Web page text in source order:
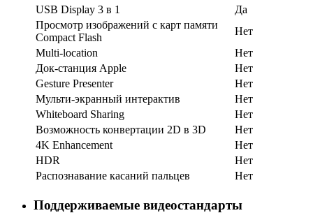
USB Display 3 в 1
Да
Просмотр изображений с карт памяти
Compact Flash
Нет
Multi-location
Нет
Док-станция Apple
Нет
Gesture Presenter
Нет
Мульти-экранный интерактив
Нет
Whiteboard Sharing
Нет
Возможность конвертации 2D в 3D
Нет
4K Enhancement
Нет
HDR
Нет
Распознавание касаний пальцев
Нет
Поддерживаемые видеостандарты